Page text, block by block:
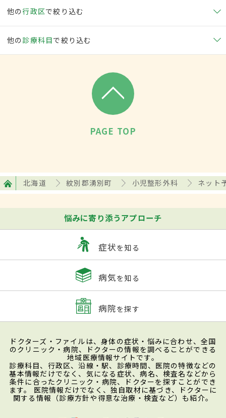
他の行政区で絞り込む
他の 診療科目で絞り込む
PAGE TOP
北海道 紋別郡湧別町 小児整形外科 ネット
悩みに寄り添うアプローチ
症状を知る
病気を知る
病院を探す
ドクターズ・ファイルは、身体の症状・悩みに合わせ、全国
のクリニック・病院、ドクターの情報を調べることができる
地域医療情報サイトです。
診療科目、行政区、沿線・駅、診療時間、医院の特徴などの
基本情報だけでなく、気になる症状、病名、検査名などから
条件に合ったクリニック・病院、ドクターを探すことができ
ます。 医院情報だけでなく、独自取材に基づき、ドクターに
関する情報（診療方針や得意な治療・検査など）も紹介。